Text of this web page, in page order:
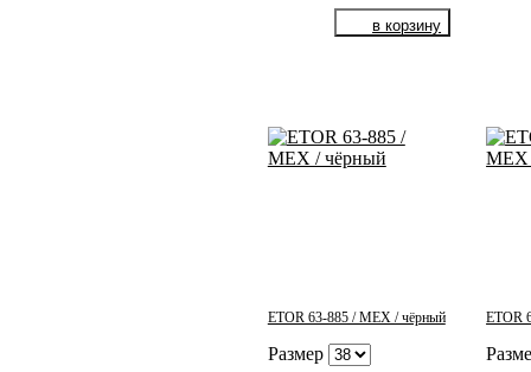
ETOR 63-885 / МЕХ / чёрный
Размер
ETOR